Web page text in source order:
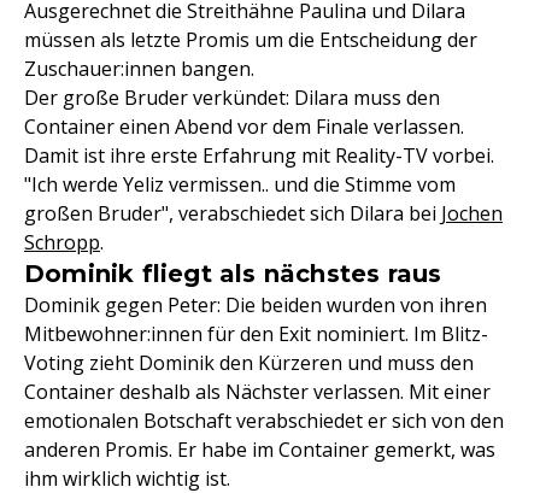
Ausgerechnet die Streithähne Paulina und Dilara
müssen als letzte Promis um die Entscheidung der
Zuschauer:innen bangen.
Der große Bruder verkündet: Dilara muss den
Container einen Abend vor dem Finale verlassen.
Damit ist ihre erste Erfahrung mit Reality-TV vorbei.
"Ich werde Yeliz vermissen.. und die Stimme vom
großen Bruder", verabschiedet sich Dilara bei Jochen
Schropp.
Dominik fliegt als nächstes raus
Dominik gegen Peter: Die beiden wurden von ihren
Mitbewohner:innen für den Exit nominiert. Im Blitz-
Voting zieht Dominik den Kürzeren und muss den
Container deshalb als Nächster verlassen. Mit einer
emotionalen Botschaft verabschiedet er sich von den
anderen Promis. Er habe im Container gemerkt, was
ihm wirklich wichtig ist.